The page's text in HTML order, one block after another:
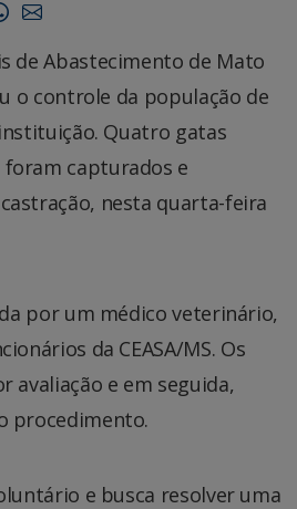
de Abastecimento de Mato
o controle da população de
Quatro gatas
capturados e
nesta quarta-feira
por um médico veterinário,
da CEASA/MS. Os
avaliação e em seguida,
procedimento.
e busca resolver uma